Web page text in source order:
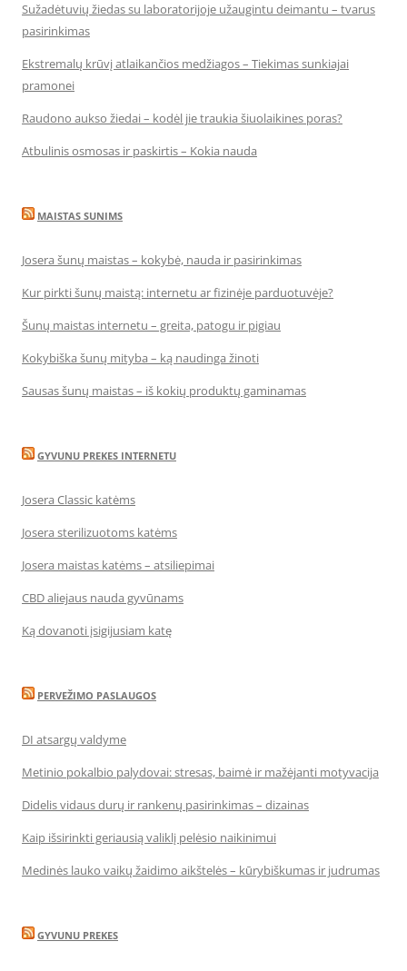
Sužadėtuvių žiedas su laboratorijoje užaugintu deimantu – tvarus
pasirinkimas
Ekstremalų krūvį atlaikančios medžiagos – Tiekimas sunkiajai
pramonei
Raudono aukso žiedai – kodėl jie traukia šiuolaikines poras?
Atbulinis osmosas ir paskirtis – Kokia nauda
MAISTAS SUNIMS
Josera šunų maistas – kokybė, nauda ir pasirinkimas
Kur pirkti šunų maistą: internetu ar fizinėje parduotuvėje?
Šunų maistas internetu – greita, patogu ir pigiau
Kokybiška šunų mityba – ką naudinga žinoti
Sausas šunų maistas – iš kokių produktų gaminamas
GYVUNU PREKES INTERNETU
Josera Classic katėms
Josera sterilizuotoms katėms
Josera maistas katėms – atsiliepimai
CBD aliejaus nauda gyvūnams
Ką dovanoti įsigijusiam katę
PERVEŽIMO PASLAUGOS
DI atsargų valdyme
Metinio pokalbio palydovai: stresas, baimė ir mažėjanti motyvacija
Didelis vidaus durų ir rankenų pasirinkimas – dizainas
Kaip išsirinkti geriausią valiklį pelėsio naikinimui
Medinės lauko vaikų žaidimo aikštelės – kūrybiškumas ir judrumas
GYVUNU PREKES